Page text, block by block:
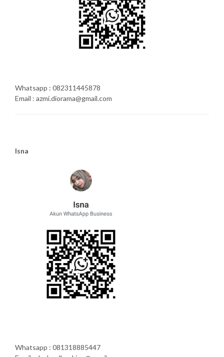
Whatsapp : 082311445878
Email : azmi.diorama@gmail.com
Isna
Whatsapp : 081318885447